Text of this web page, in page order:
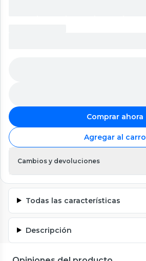
Comprar ahora
Agregar al carro
Cambios y devoluciones
Todas las características
Descripción